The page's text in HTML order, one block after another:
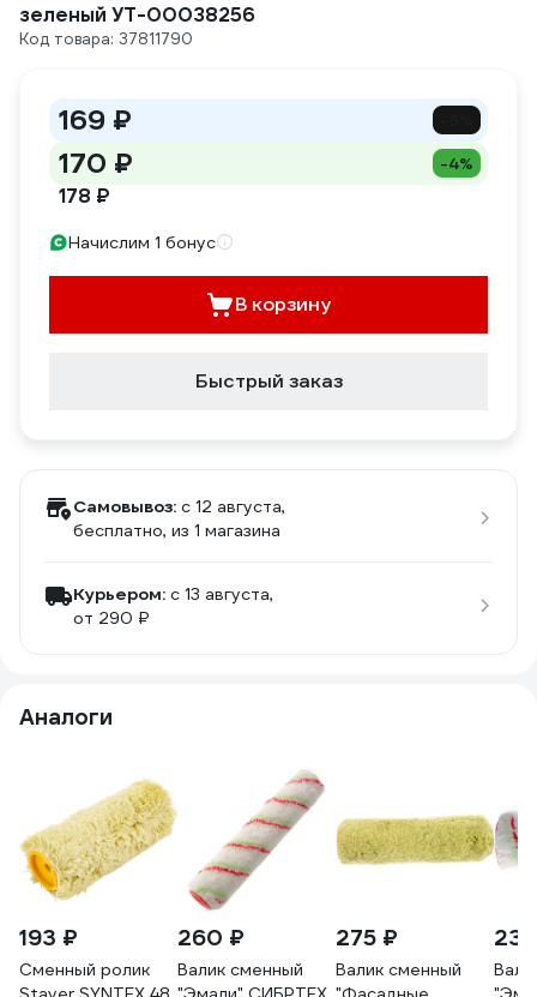
зеленый УТ-00038256
Код товара: 37811790
169 ₽
170 ₽ -4%
178 ₽
Начислим 1 бонус
В корзину
Быстрый заказ
Самовывоз: c 12 августа,
бесплатно, из 1 магазина
Курьером: c 13 августа,
от 290 ₽
Аналоги
193 ₽
Сменный ролик
260 ₽
Валик сменный
275 ₽
Валик сменный